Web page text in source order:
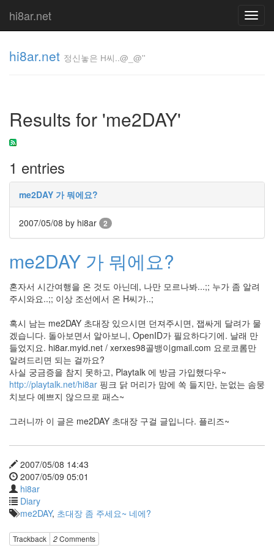
hi8ar.net
hi8ar.net 정신놓은 H씨..@_@''
Results for 'me2DAY'
1 entries
me2DAY 가 뭐에요?
2007/05/08 by hi8ar 2
me2DAY 가 뭐에요?
혼자서 시간여행을 온 것도 아닌데, 나만 모르나봐...;; 누가 좀 알려
주시와요..;; 이상 조선에서 온 H씨가..;
혹시 남는 me2DAY 초대장 있으시면 던져주시면, 잽싸게 달려가 물
겠습니다. 돌아보면서 알아보니, OpenID가 필요하다기에. 날래 만
들었지요. hi8ar.myid.net / xerxes98골뱅이gmail.com 요로코롬만
알려드리면 되는 걸까요?
사실 궁금증을 참지 못하고, Playtalk 에 방금 가입했다우~
http://playtalk.net/hi8ar 핑크 닭 머리가 맘에 쏙 들지만, 눈없는 솜뭉
치보다 예쁘지 않으므로 패스~
그러니까 이 글은 me2DAY 초대장 구걸 글입니다. 플리즈~
2007/05/08 14:43
2007/05/09 05:01
hi8ar
Diary
me2DAY, 초대장 좀 주세요~ 네에?
Trackback 2Comments
씨..@_@''
Tag
Cloud
기
Opera
Clear
Type
mar.gar.in
Peter
Bjorn
And
John
토
라
Wallpaper
Ievan
중
요
한